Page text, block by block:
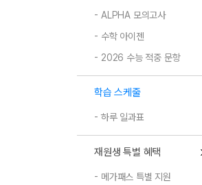
ALPHA 모의고사
수학 아이젠
2026 수능 적중 문항
학습 스케줄
하루 일과표
재원생 특별 혜택
메가패스 특별 지원